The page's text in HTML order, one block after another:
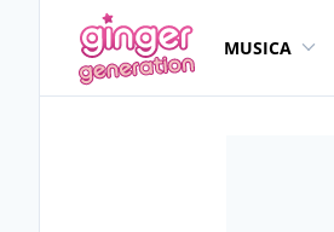
MUSICA